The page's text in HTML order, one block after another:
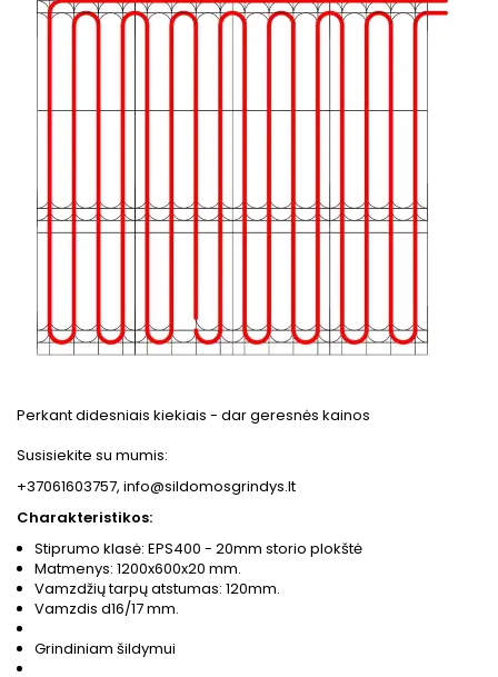
Perkant didesniais kiekiais - dar geresnės kainos
Susisiekite su mumis:
+37061603757, info@sildomosgrindys.lt
Charakteristikos:
Stiprumo klasė: EPS400 - 20mm storio plokštė
Matmenys: 1200x600x20 mm.
Vamzdžių tarpų atstumas: 120mm.
Vamzdis d16/17 mm.
Grindiniam šildymui